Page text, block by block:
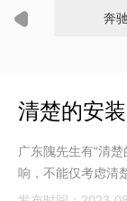
奔
清楚的安
广东隗先生有“清
响，不能仅考虑清